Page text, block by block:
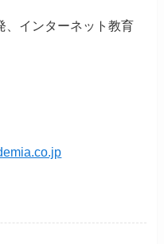
インターネット教育